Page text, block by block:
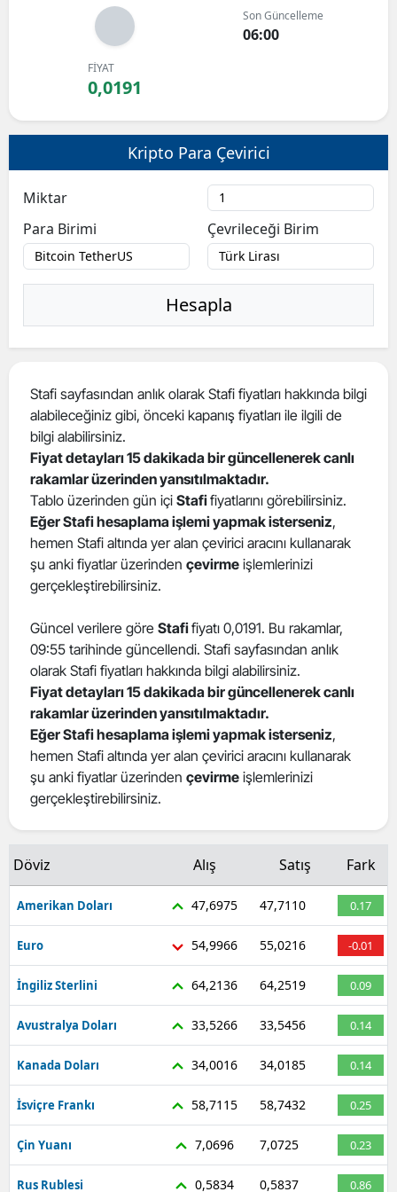
Bilecik
Burdur
Bursa
Çanakkale
Çankırı
Çorum
Denizli
Edirne
Elazığ
Erzincan
Erzurum
Eskişehir
Giresun
Gümüşhane
Hakkari
Hatay
Isparta
İzmir
Kars
Kastamonu
Kayseri
Kırşehir
Kocaeli
Konya
Kütahya
Son Güncelleme
06:00
FİYAT
0,0191
Kripto Para Çevirici
Miktar
Para Birimi
Çevrileceği Birim
Hesapla
Stafi sayfasından anlık olarak Stafi fiyatları hakkında bilgi
alabileceğiniz gibi, önceki kapanış fiyatları ile ilgili de
bilgi alabilirsiniz.
Fiyat detayları 15 dakikada bir güncellenerek canlı
rakamlar üzerinden yansıtılmaktadır.
Tablo üzerinden gün içi Stafifiyatlarını görebilirsiniz.
Eğer Stafi hesaplama işlemi yapmak isterseniz,
hemen Stafi altında yer alan çevirici aracını kullanarak
şu anki fiyatlar üzerinden çevirme işlemlerinizi
gerçekleştirebilirsiniz.
Güncel verilere göre Stafifiyatı 0,0191. Bu rakamlar,
09:55 tarihinde güncellendi. Stafi sayfasından anlık
olarak Stafi fiyatları hakkında bilgi alabilirsiniz.
Fiyat detayları 15 dakikada bir güncellenerek canlı
rakamlar üzerinden yansıtılmaktadır.
Eğer Stafi hesaplama işlemi yapmak isterseniz,
hemen Stafi altında yer alan çevirici aracını kullanarak
şu anki fiyatlar üzerinden çevirme işlemlerinizi
gerçekleştirebilirsiniz.
Döviz Alış Satış Fark
Amerikan Doları 47,6975 47,7110 0.17
Euro 54,9966 55,0216 -0.01
İngiliz Sterlini 64,2136 64,2519 0.09
Avustralya Doları 33,5266 33,5456 0.14
Kanada Doları 34,0016 34,0185 0.14
İsviçre Frankı 58,7115 58,7432 0.25
Çin Yuanı 7,0696 7,0725 0.23
Rus Rublesi 0,5834 0,5837 0.86